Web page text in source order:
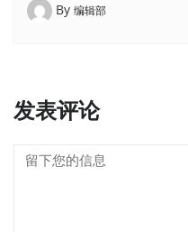
By 编辑部
发表评论